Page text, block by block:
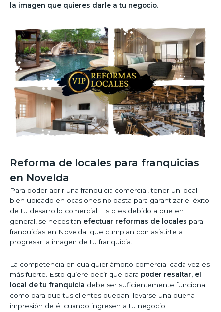
la imagen que quieres darle a tu negocio.
Reforma de locales para franquicias
en Novelda
Para poder abrir una franquicia comercial, tener un local
bien ubicado en ocasiones no basta para garantizar el éxito
de tu desarrollo comercial. Esto es debido a que en
general, se necesitan efectuar reformas de locales para
franquicias en Novelda, que cumplan con asistirte a
progresar la imagen de tu franquicia.
La competencia en cualquier ámbito comercial cada vez es
más fuerte. Esto quiere decir que para poder resaltar, el
local de tu franquicia debe ser suficientemente funcional
como para que tus clientes puedan llevarse una buena
impresión de él cuando ingresen a tu negocio.